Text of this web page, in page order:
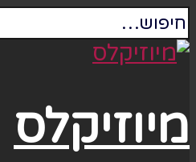
מיוזיקלס